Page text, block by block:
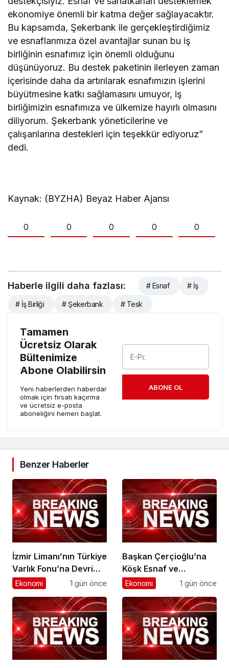
ekonomiye önemli bir katma değer sağlayacaktır.
Bu kapsamda, Şekerbank ile gerçekleştirdiğimiz
ve esnaflarımıza özel avantajlar sunan bu iş
birliğinin esnafımız için önemli olduğunu
düşünüyoruz. Bu destek paketinin ilerleyen zaman
içerisinde daha da artırılarak esnafımızın işlerini
büyütmesine katkı sağlamasını umuyor, iş
birliğimizin esnafımıza ve ülkemize hayırlı olmasını
diliyorum. Şekerbank yöneticilerine ve
çalışanlarına destekleri için teşekkür ediyoruz”
dedi.
Kaynak: (BYZHA) Beyaz Haber Ajansı
0 0 0 0 0
Haberle ilgili daha fazlası: # Esnaf # İş
# İş Birliği # Şekerbank # Tesk
Tamamen
Ücretsiz Olarak
Bültenimize
Abone Olabilirsin
Yeni haberlerden haberdar
olmak için fırsatı kaçırma
ve ücretsiz e-posta
aboneliğini hemen başlat.
ABONE OL
Benzer Haberler
İzmir Limanı’nın Türkiye
Varlık Fonu’na Devri
Tamamlandı
Ekonomi 1 gün önce
Başkan Çerçioğlu’na
Köşk Esnaf ve
Sanatkârlar
Ekonomi 1 gün önce